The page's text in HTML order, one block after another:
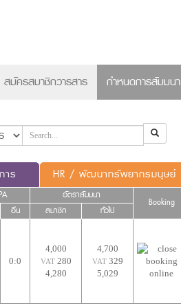
สมัครสมาชิกวารสาร กำหนดการสัมมนา
าร HR / พัฒนาทรัพยากรมนุษย์
อัตราสัมมนา
Booking
อื่น สมาชิก ทั่วไป
0:0
4,000
VAT280
4,280
4,700
VAT329
5,029